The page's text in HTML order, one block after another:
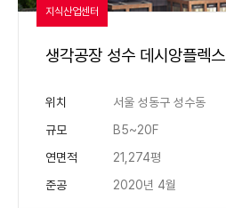
지식산업센터
생각공장 성수 데시앙플렉스
위치
서울 성동구 성수동
규모
B5~20F
연면적
21,274평
준공
2020년 4월